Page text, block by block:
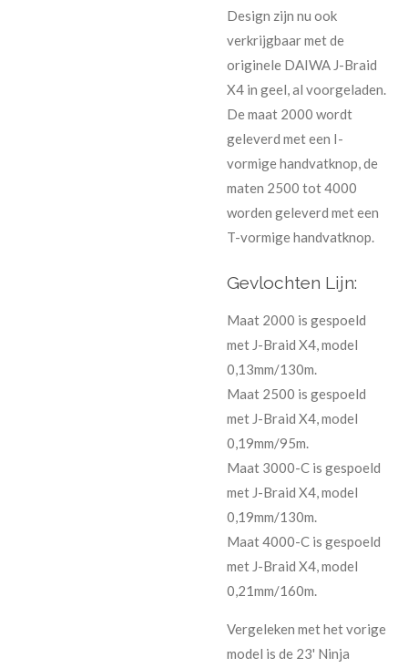
Design zijn nu ook
verkrijgbaar met de
originele DAIWA J-Braid
X4 in geel, al voorgeladen.
De maat 2000 wordt
geleverd met een I-
vormige handvatknop, de
maten 2500 tot 4000
worden geleverd met een
T-vormige handvatknop.
Gevlochten Lijn:
Maat 2000 is gespoeld
met J-Braid X4, model
0,13mm/130m.
Maat 2500 is gespoeld
met J-Braid X4, model
0,19mm/95m.
Maat 3000-C is gespoeld
met J-Braid X4, model
0,19mm/130m.
Maat 4000-C is gespoeld
met J-Braid X4, model
0,21mm/160m.
Vergeleken met het vorige
model is de 23' Ninja